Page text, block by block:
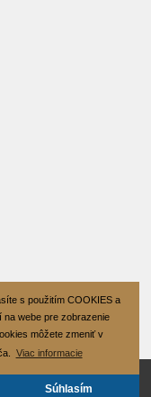
s použitím COOKIES a
webe pre zobrazenie
môžete zmeniť v
Viac informacie
Súhlasím
Reserved